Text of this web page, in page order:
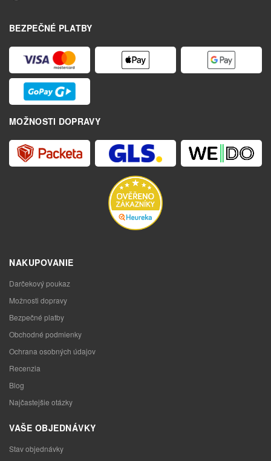
BEZPEČNÉ PLATBY
MOŽNOSTI DOPRAVY
NAKUPOVANIE
Darčekový poukaz
Možnosti dopravy
Bezpečné platby
Obchodné podmienky
Ochrana osobných údajov
Recenzia
Blog
Najčastejšie otázky
VAŠE OBJEDNÁVKY
Stav objednávky